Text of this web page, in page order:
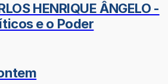
HENRIQUE ÂNGELO -
e o Poder